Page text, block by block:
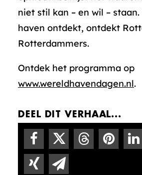
niet stil kan – en wil –
haven ontdekt, ontdekt
Rotterdammers.
Ontdek het programma op
www.wereldhavendagen.nl.
DEEL DIT VERHAAL...